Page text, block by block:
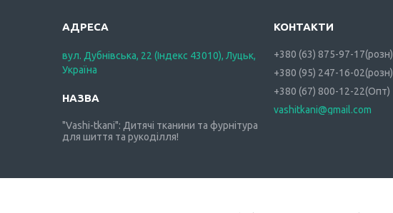
вул. Дубнівська, 22 (Індекс 43010), Луцьк,
Україна
"Vashi-tkani": Дитячі тканини та фурнітура
для шиття та рукоділля!
+380 (63) 875-97-17 розн
+380 (95) 247-16-02 розн
+380 (67) 800-12-22 Опт
vashitkani@gmail.com